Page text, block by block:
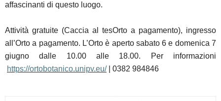
affascinanti di questo luogo.
Attività gratuite (Caccia al tesOrto a pagamento), ingresso
all’Orto a pagamento. L’Orto è aperto sabato 6 e domenica 7
giugno dalle 10.00 alle 18.00. Per informazioni
https://ortobotanico.unipv.eu/| 0382 984846